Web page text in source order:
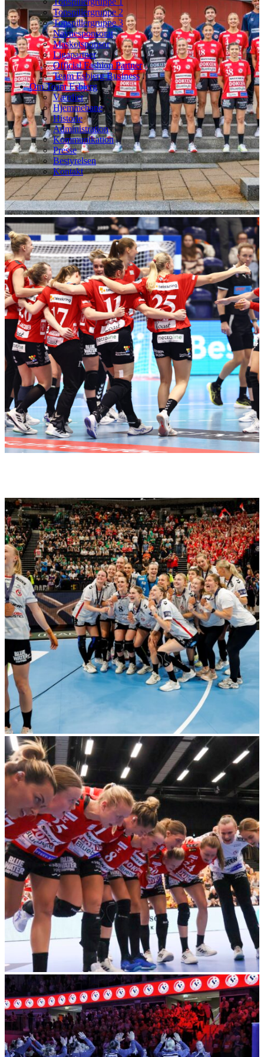
Topspillergruppe 2
Topspillergruppe 3
Navnesponsorat
Maskotsponsor
Ligapartner
Official Fashion Partner
Team Esbjerg Business
Om Team Esbjerg
Værdier
Hjemmebane
Historie
Administration
Kommunikation
Presse
Bestyrelsen
Kontakt